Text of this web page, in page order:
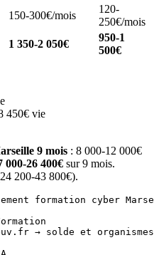
150-300€/mois
120-
250€/mois
1 350-2 050€
950-1
500€
450€ vie
9 mois : 8 000-12 000€
000-26 400€ sur 9 mois.
200-43 800€).
formation cyber
→ solde et